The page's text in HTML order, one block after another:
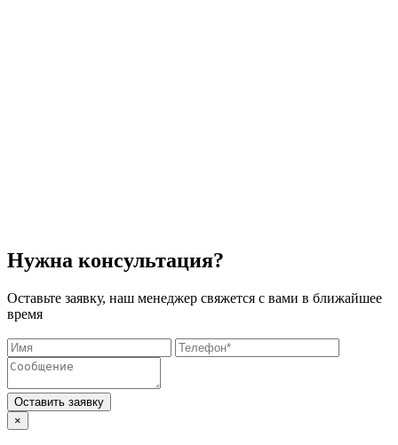
Нужна консультация?
Оставьте заявку, наш менеджер свяжется с вами в ближайшее
время
×